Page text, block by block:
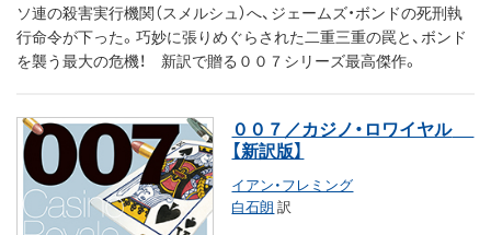
ソ連の殺害実行機関（スメルシュ）へ、ジェームズ・ボンドの死刑執
行命令が下った。巧妙に張りめぐらされた二重三重の罠と、ボンド
を襲う最大の危機！ 新訳で贈る００７シリーズ最高傑作。
００７／カジノ・ロワイヤル
【新訳版】
イアン・フレミング
白石朗 訳